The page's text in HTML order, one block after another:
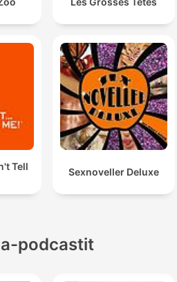
Tell
Sexnoveller Deluxe
podcastit